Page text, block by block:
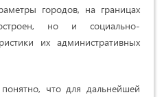
городов, на границах
но и социально-
их административных
что для дальнейшей